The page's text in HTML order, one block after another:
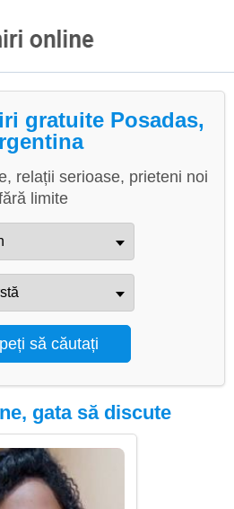
gratuite Posadas,
relații serioase, prieteni noi
limite
gata să discute